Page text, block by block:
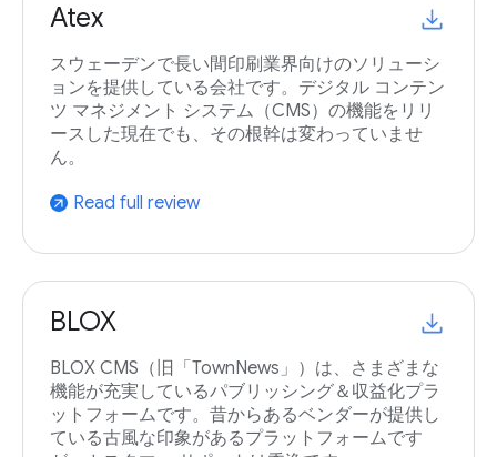
Atex
スウェーデンで長い間印刷業界向けのソリューシ
ョンを提供している会社です。デジタル コンテン
ツ マネジメント システム（CMS）の機能をリリ
ースした現在でも、その根幹は変わっていませ
ん。
arrow_outward Read full review
BLOX
BLOX CMS（旧「TownNews」）は、さまざまな
機能が充実しているパブリッシング＆収益化プラ
ットフォームです。昔からあるベンダーが提供し
ている古風な印象があるプラットフォームです